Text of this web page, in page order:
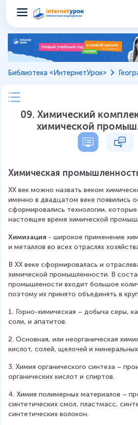
Библиотека «ИнтернетУрок»
09. Химический
химической
Химическая
ХХ век можно назвать веком
именно в двадцатом веке появились
сформировались технологии,
настоящее время химической
Химизация - широкое применение
и металлов во всех отраслях
В ХХ веке сформировалась и
химической промышленности. В
промышлености входит большое
поэтому их принято объединять в
1. Горно-химическая – добыча серы,
соли, и апатитов.
2. Основная, или неорганическая
кислот, солей, щелочей и
3. Химия органического синтеза –
органических кислот и спиртов.
4. Химия полимерных материалов –
синтетических смол, пластмасс,
синтетических волокон.